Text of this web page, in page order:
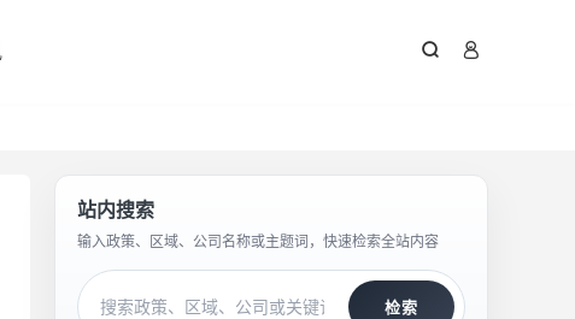
 
站内搜索
输入政策、区域、公司名称或主题词，快速检索全站内容
检索